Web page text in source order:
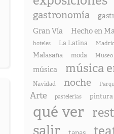
gastronomía
Gran Vía Hecho en
hoteles La Latina
Malasaña moda
música música
Navidad noche
Arte
pastelerías pintura
qué ver
salir